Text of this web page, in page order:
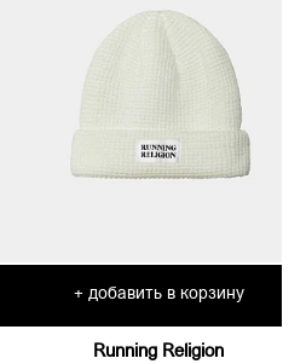
+ добавить в корзину
Running Religion